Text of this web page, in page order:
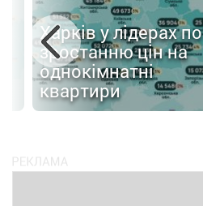
Харків у лідерах по
зростанню цін на
однокімнатні
квартири